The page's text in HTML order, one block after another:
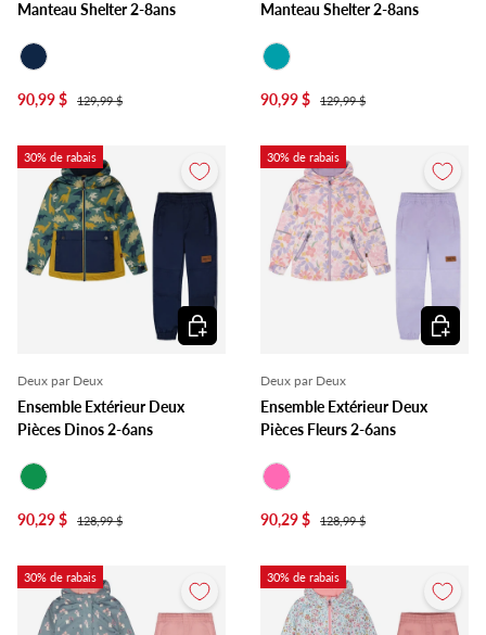
Manteau Shelter 2-8ans
90,99 $
129,99 $
Manteau Shelter 2-8ans
90,99 $
129,99 $
30% de rabais
Deux par Deux
Ensemble Extérieur Deux
Pièces Dinos 2-6ans
90,29 $
128,99 $
Choisir les options
30% de rabais
Deux par Deux
Ensemble Extérieur Deux
Pièces Fleurs 2-6ans
90,29 $
128,99 $
Choisir
30% de rabais 30% de rabais